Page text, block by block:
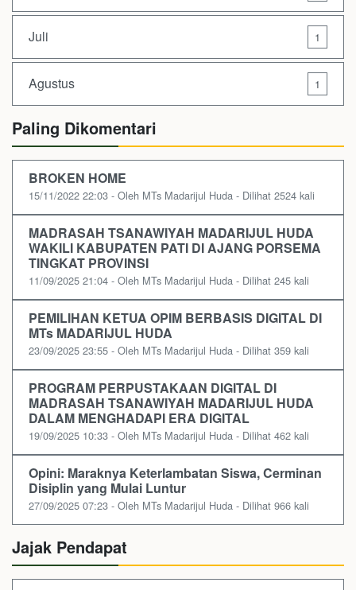
Juli 1
Agustus 1
Paling Dikomentari
BROKEN HOME
15/11/2022 22:03 - Oleh MTs Madarijul Huda - Dilihat 2524 kali
MADRASAH TSANAWIYAH MADARIJUL HUDA
WAKILI KABUPATEN PATI DI AJANG PORSEMA
TINGKAT PROVINSI
11/09/2025 21:04 - Oleh MTs Madarijul Huda - Dilihat 245 kali
PEMILIHAN KETUA OPIM BERBASIS DIGITAL DI
MTs MADARIJUL HUDA
23/09/2025 23:55 - Oleh MTs Madarijul Huda - Dilihat 359 kali
PROGRAM PERPUSTAKAAN DIGITAL DI
MADRASAH TSANAWIYAH MADARIJUL HUDA
DALAM MENGHADAPI ERA DIGITAL
19/09/2025 10:33 - Oleh MTs Madarijul Huda - Dilihat 462 kali
Opini: Maraknya Keterlambatan Siswa, Cerminan
Disiplin yang Mulai Luntur
27/09/2025 07:23 - Oleh MTs Madarijul Huda - Dilihat 966 kali
Jajak Pendapat